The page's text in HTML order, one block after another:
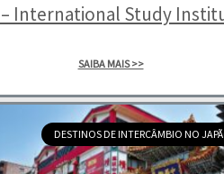
– International Study
SAIBA MAIS >>
DESTINOS DE INTERCÂMBIO NO